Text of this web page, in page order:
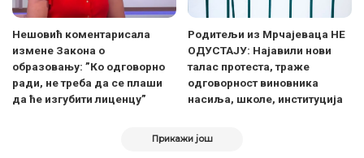
Нешовић коментарисала
измене Закона о
образовању: ”Ко одговорно
ради, не треба да се плаши
да ће изгубити лиценцу”
Родитељи из Мрчајеваца НЕ
ОДУСТАЈУ: Најавили нови
талас протеста, траже
одговорност виновника
насиља, школе, институција
Прикажи још